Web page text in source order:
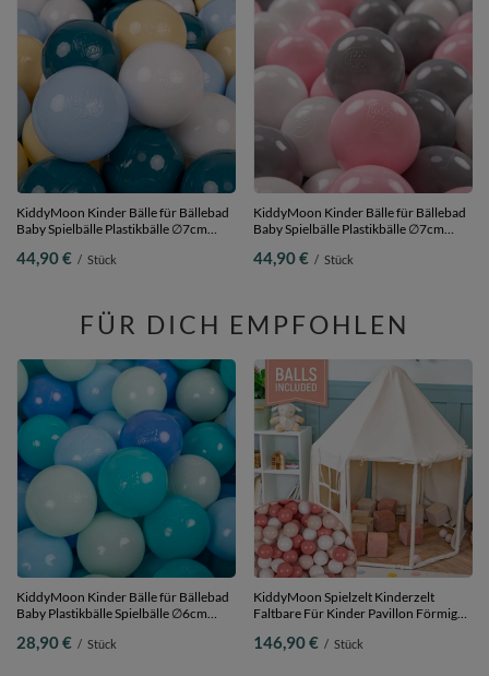
KiddyMoon Kinder Bälle für Bällebad
Baby Spielbälle Plastikbälle ∅7cm
dunkeltürkis/pastellblau/pastellgelb/weiß,
44,90 € / Stück
KiddyMoon Kinder Bälle für Bällebad
Baby Spielbälle Plastikbälle ∅7cm
Bälle/7cm
44,90 € / Stück
FÜR DICH EMPFOHLEN
KiddyMoon Kinder Bälle für Bällebad
Baby Plastikbälle Spielbälle ∅6cm
minze/babyblau/türkis/blau, 200
28,90 € / Stück
KiddyMoon Spielzelt Kinderzelt
Faltbare Für Kinder Pavillon Förmiges
Spielen Und Entspannen Geeignet Für
146,90 € / Stück